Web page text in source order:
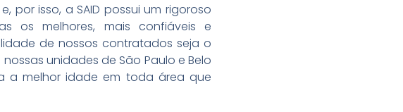
isso, a SAID possui um rigoroso
os melhores, mais confiáveis ​​e
de nossos contratados seja o
unidades de São Paulo e Belo
a melhor idade em toda área que